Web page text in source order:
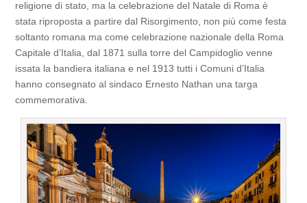
religione di stato, ma la celebrazione del Natale di Roma è
stata riproposta a partire dal Risorgimento, non più come festa
soltanto romana ma come celebrazione nazionale della Roma
Capitale d’Italia, dal 1871 sulla torre del Campidoglio venne
issata la bandiera italiana e nel 1913 tutti i Comuni d’Italia
hanno consegnato al sindaco Ernesto Nathan una targa
commemorativa.